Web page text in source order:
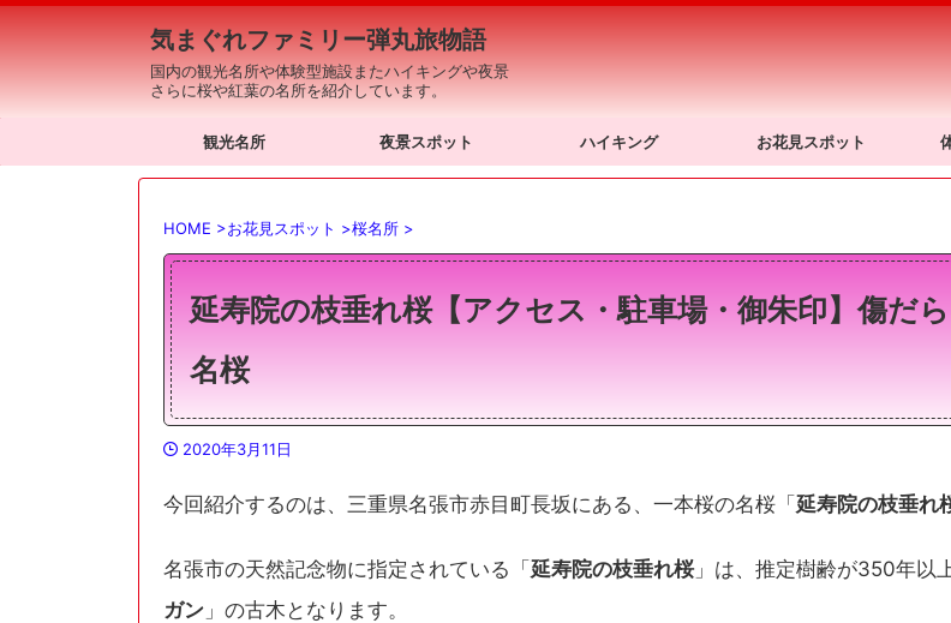
気まぐれファミリー弾丸旅物語
国内の観光名所や体験型施設またハイキングや夜景
さらに桜や紅葉の名所を紹介しています。
観光名所 夜景スポット ハイキング お花見スポット
HOME >お花見スポット >桜名所 >
延寿院の枝垂れ桜【アクセス・駐車場・御朱印】傷だ
名桜
2020年3月11日
今回紹介するのは、三重県名張市赤目町長坂にある、一本桜の名桜「 延寿院の枝垂れ
名張市の天然記念物に指定されている「 延寿院の枝垂れ桜」は、推定樹齢が350年以
ガン 」の古木となります。